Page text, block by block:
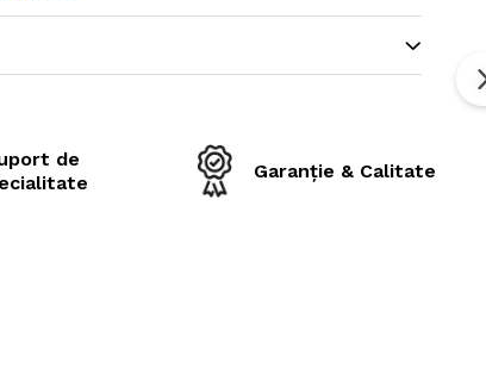
Agro Grip
de
Garanție & Calitate